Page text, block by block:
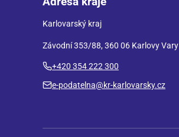
Karlovarský kraj
Závodní 353/88, 360 06 Karlovy Vary
+420 354 222 300
e-podatelna@kr-karlovarsky.cz